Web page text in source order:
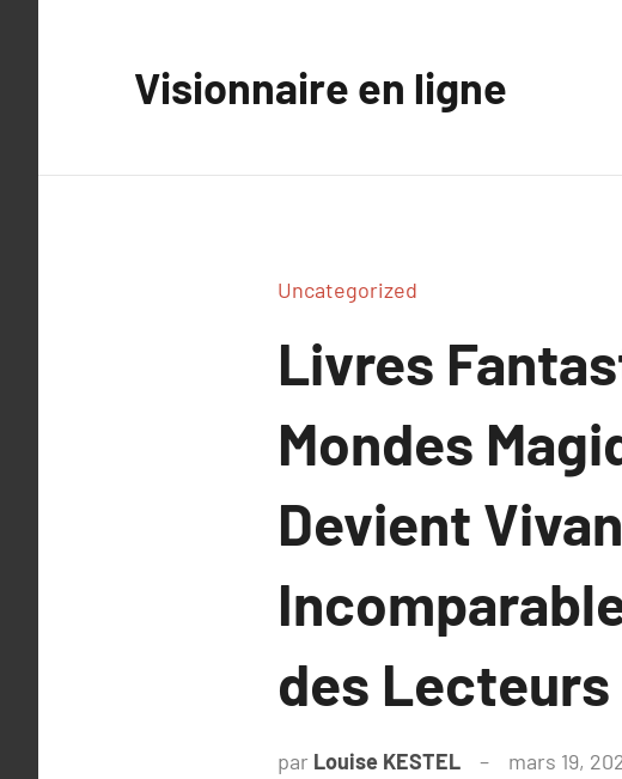
Visionnaire en ligne
Uncategorized
Livres
Mondes
Devient
des Lecteurs
par Louise KESTEL mars 19,